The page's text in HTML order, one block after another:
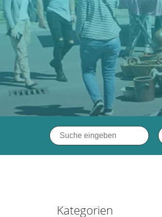
Kategorien